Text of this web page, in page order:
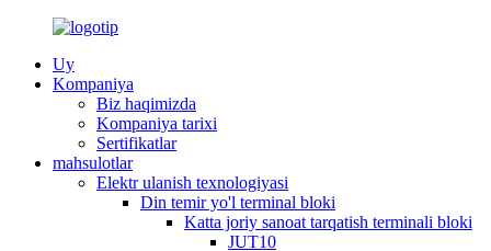
Uy
Kompaniya
Biz haqimizda
Kompaniya tarixi
Sertifikatlar
mahsulotlar
Elektr ulanish texnologiyasi
Din temir yo'l terminal bloki
Katta joriy sanoat tarqatish terminali bloki
JUT10